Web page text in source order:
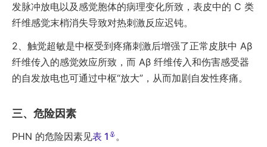
发脉冲放电以及感觉胞体的病理变化所致，表皮中的 C 类
纤维感觉末梢消失导致对热刺激反应迟钝。
2、 触觉超敏是中枢受到疼痛刺激后增强了正常皮肤中 Aβ
纤维传入的感觉效应所致，而 Aβ 纤维传入和伤害感受器
的自发放电也可通过中枢“放大”，从而加剧自发性疼痛。
危险因素
PHN 的危险因素见表 1 。